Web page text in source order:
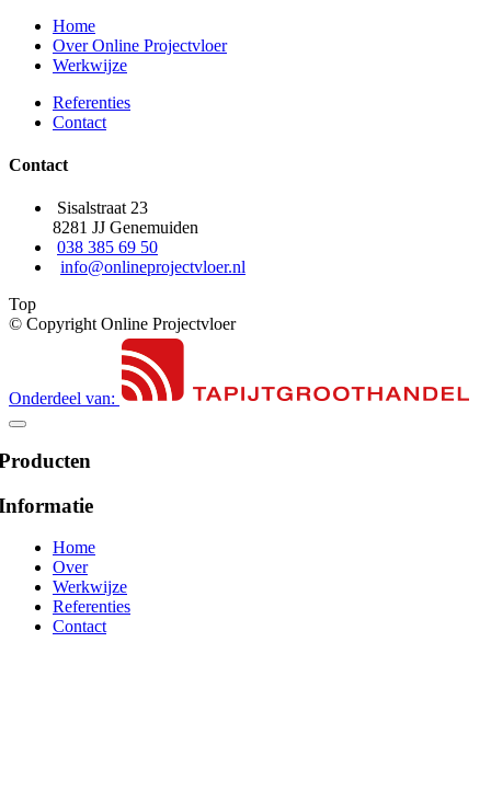
Home
Over Online Projectvloer
Werkwijze
Referenties
Contact
Contact
Sisalstraat 23
8281 JJ Genemuiden
038 385 69 50
info@onlineprojectvloer.nl
Top
© Copyright Online Projectvloer
Onderdeel van:
Home
Over
Werkwijze
Referenties
Contact